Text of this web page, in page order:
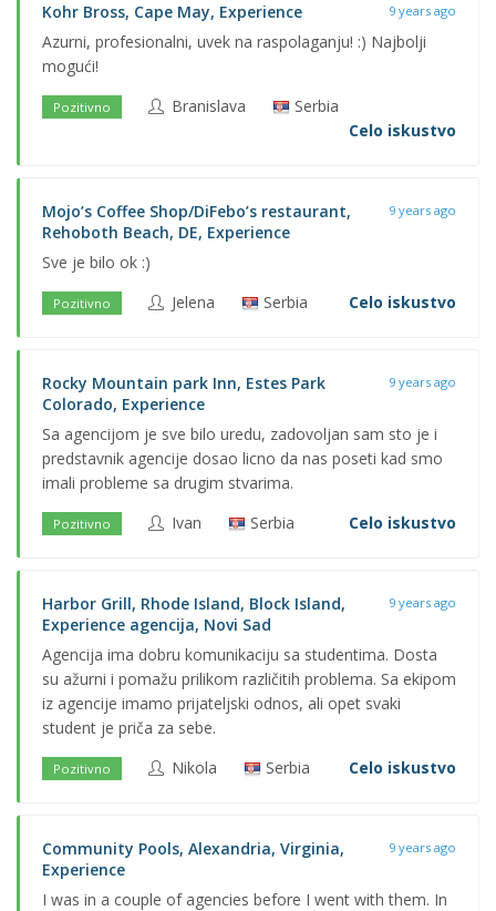
Kohr Bross, Cape May, Experience 9 years ago
Azurni, profesionalni, uvek na raspolaganju! :) Najbolji
mogući!
Pozitivno Branislava
Serbia
Celo iskustvo
Mojo’s Coffee Shop/DiFebo’s restaurant,
Rehoboth Beach, DE, Experience
9 years ago
Sve je bilo ok :)
Pozitivno Jelena Serbia Celo iskustvo
Rocky Mountain park Inn, Estes Park
Colorado, Experience
9 years ago
Sa agencijom je sve bilo uredu, zadovoljan sam sto je i
predstavnik agencije dosao licno da nas poseti kad smo
imali probleme sa drugim stvarima.
Pozitivno Ivan Serbia Celo iskustvo
Harbor Grill, Rhode Island, Block Island,
Experience agencija, Novi Sad
9 years ago
Agencija ima dobru komunikaciju sa studentima. Dosta
su ažurni i pomažu prilikom različitih problema. Sa ekipom
iz agencije imamo prijateljski odnos, ali opet svaki
student je priča za sebe.
Pozitivno Nikola Serbia Celo iskustvo
Community Pools, Alexandria, Virginia,
Experience
9 years ago
I was in a couple of agencies before I went with them. In